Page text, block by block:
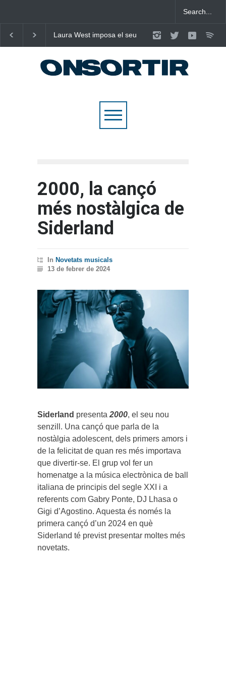
Laura West imposa el seu
pop de “m’enxules”
Poggioli i Meri Prata
eleven al cel amb
NOSALTRES’
2000, la cançó
més nostàlgica de
Siderland
In Novetats musicals
13 de febrer de 2024
Siderland presenta 2000, el seu nou
senzill. Una cançó que parla de la
nostàlgia adolescent, dels primers amors i
de la felicitat de quan res més importava
que divertir-se. El grup vol fer un
homenatge a la música electrònica de ball
italiana de principis del segle XXI i a
referents com Gabry Ponte, DJ Lhasa o
Gigi d’Agostino. Aquesta és només la
primera cançó d’un 2024 en què
Siderland té previst presentar moltes més
novetats.